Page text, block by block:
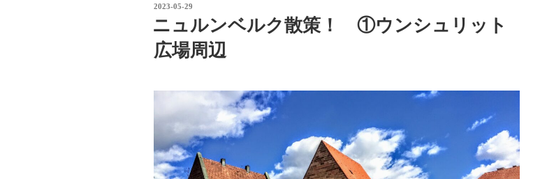
投
日:
2023-05-29
ニュルンベルク散策！ ①ウンシュリット
広場周辺